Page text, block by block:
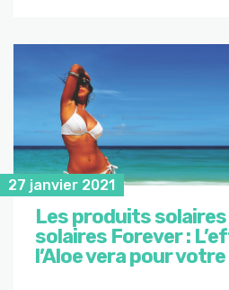
27 janvier 2021
Les produits
solaires Forever :
l’Aloe vera pour votre